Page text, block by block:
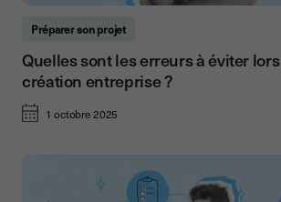
Préparer son projet
Quelles sont les erreurs à éviter
création entreprise ?
1 octobre 2025